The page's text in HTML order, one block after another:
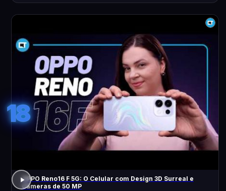
18
OPPO Reno16 F 5G: O Celular com Design 3D Surreal e
Câmeras de 50 MP